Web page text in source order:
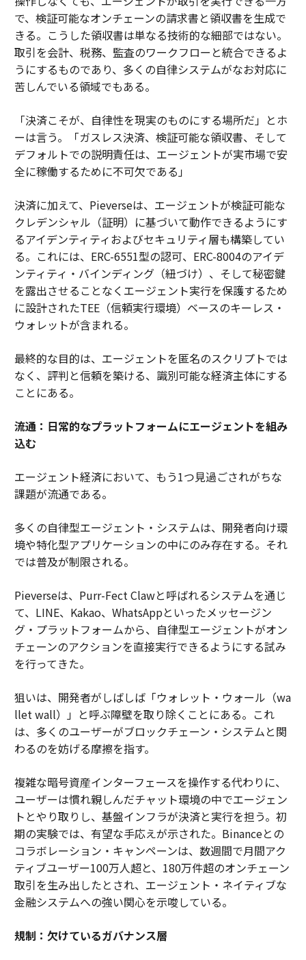
で、検証可能なオンチェーンの請求書と領収書を生成で
きる。こうした領収書は単なる技術的な細部ではない。
取引を会計、税務、監査のワークフローと統合できるよ
うにするものであり、多くの自律システムがなお対応に
苦しんでいる領域でもある。
「決済こそが、自律性を現実のものにする場所だ」とホ
ーは言う。「ガスレス決済、検証可能な領収書、そして
デフォルトでの説明責任は、エージェントが実市場で安
全に稼働するために不可欠である」
決済に加えて、Pieverseは、エージェントが検証可能な
クレデンシャル（証明）に基づいて動作できるようにす
るアイデンティティおよびセキュリティ層も構築してい
る。これには、ERC-6551型の認可、ERC-8004のアイデ
ンティティ・バインディング（紐づけ）、そして秘密鍵
を露出させることなくエージェント実行を保護するため
に設計されたTEE（信頼実行環境）ベースのキーレス・
ウォレットが含まれる。
最終的な目的は、エージェントを匿名のスクリプトでは
なく、評判と信頼を築ける、識別可能な経済主体にする
ことにある。
流通：日常的なプラットフォームにエージェントを組み
込む
エージェント経済において、もう1つ見過ごされがちな
課題が流通である。
多くの自律型エージェント・システムは、開発者向け環
境や特化型アプリケーションの中にのみ存在する。それ
では普及が制限される。
Pieverseは、Purr-Fect Clawと呼ばれるシステムを通じ
て、LINE、Kakao、WhatsAppといったメッセージン
グ・プラットフォームから、自律型エージェントがオン
チェーンのアクションを直接実行できるようにする試み
を行ってきた。
狙いは、開発者がしばしば「ウォレット・ウォール（wa
llet wall）」と呼ぶ障壁を取り除くことにある。これ
は、多くのユーザーがブロックチェーン・システムと関
わるのを妨げる摩擦を指す。
複雑な暗号資産インターフェースを操作する代わりに、
ユーザーは慣れ親しんだチャット環境の中でエージェン
トとやり取りし、基盤インフラが決済と実行を担う。初
期の実験では、有望な手応えが示された。Binanceとの
コラボレーション・キャンペーンは、数週間で月間アク
ティブユーザー100万人超と、180万件超のオンチェーン
取引を生み出したとされ、エージェント・ネイティブな
金融システムへの強い関心を示唆している。
規制：欠けているガバナンス層